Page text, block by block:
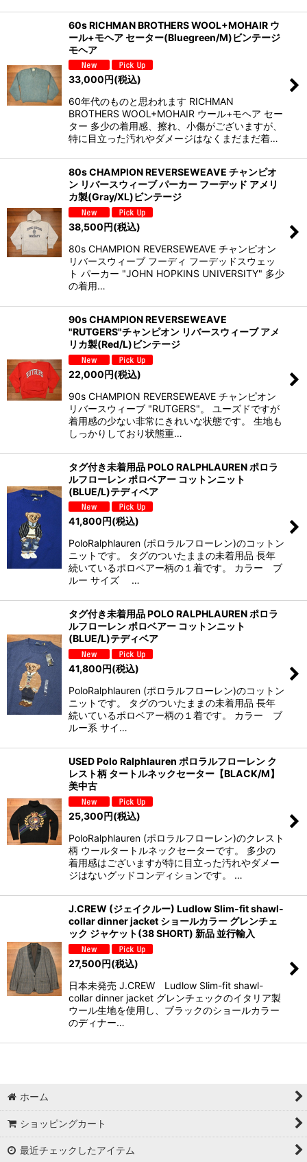
60s RICHMAN BROTHERS WOOL+MOHAIR ウ
ール+モヘア セーター(Bluegreen/M)ビンテージ
モヘア
33,000 円(税込)
60年代のものと思われます RICHMAN
BROTHERS WOOL+MOHAIR ウール+モヘア セー
ター 多少の着用感、擦れ、小傷がございますが、
特に目立った汚れやダメージはなくまだまだ着…
80s CHAMPION REVERSEWEAVE チャンピオ
ン リバースウィーブ パーカー フーデッド アメリ
カ製(Gray/XL)ビンテージ
38,500円(税込)
80s CHAMPION REVERSEWEAVE チャンピオン
リバースウィーブ フーディ フーデッドスウェッ
ト パーカー "JOHN HOPKINS UNIVERSITY" 多少
の着用…
90s CHAMPION REVERSEWEAVE
"RUTGERS"チャンピオン リバースウィーブ アメ
リカ製(Red/L)ビンテージ
22,000円(税込)
90s CHAMPION REVERSEWEAVE チャンピオン
リバースウィーブ "RUTGERS"。 ユーズドですが
着用感の少ない非常にきれいな状態です。 生地も
しっかりしており状態重…
タグ付き未着用品 POLO RALPHLAUREN ポロラ
ルフローレン ポロベアー コットンニット
(BLUE/L)テディベア
41,800 円(税込)
PoloRalphlauren (ポロラルフローレン)のコットン
ニットです。 タグのついたままの未着用品 長年
続いているポロベアー柄の１着です。 カラー ブ
ルー サイズ …
タグ付き未着用品 POLO RALPHLAUREN ポロラ
ルフローレン ポロベアー コットンニット
(BLUE/L)テディベア
41,800円(税込)
PoloRalphlauren (ポロラルフローレン)のコットン
ニットです。 タグのついたままの未着用品 長年
続いているポロベアー柄の１着です。 カラー ブ
ルー系 サイ…
USED Polo Ralphlauren ポロラルフローレン ク
レスト柄 タートルネックセーター【BLACK/M】
美中古
25,300円(税込)
PoloRalphlauren (ポロラルフローレン)のクレスト
柄 ウールタートルネックセーターです。 多少の
着用感はございますが特に目立った汚れやダメー
ジはないグッドコンディションです。 …
J.CREW (ジェイクルー) Ludlow Slim-fit shawl-
collar dinner jacket ショールカラー グレンチェ
ック ジャケット(38 SHORT) 新品 並行輸入
27,500円(税込)
日本未発売 J.CREW Ludlow Slim-fit shawl-
collar dinner jacket グレンチェックのイタリア製
ウール生地を使用し、ブラックのショールカラー
のディナー…
ホーム
ショッピングカート
最近チェックしたアイテム